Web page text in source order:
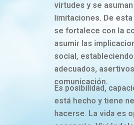
virtudes y se
limitaciones. De
se fortalece con la
asumir las
social,
adecuados,
comunicación.
Es posibilidad,
está hecho y tiene
hacerse. La vida es